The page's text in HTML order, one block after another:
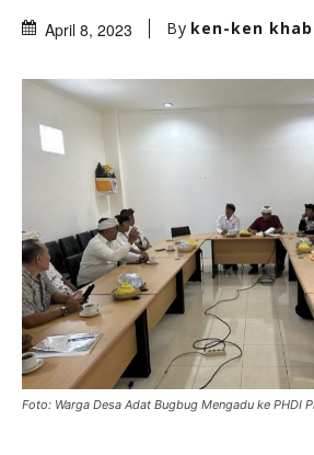
April 8, 2023 By ken-ken
Foto: Warga Desa Adat Bugbug Mengadu ke PHDI